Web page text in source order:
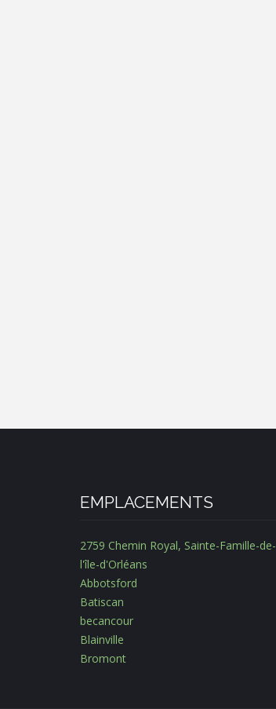
EMPLACEMENTS
2759 Chemin Royal, Sainte-Famille-de-
l'île-d'Orléans
Abbotsford
Batiscan
becancour
Blainville
Bromont